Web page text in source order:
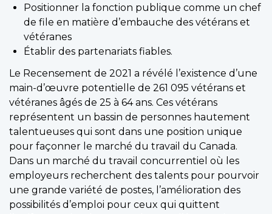
Positionner la fonction publique comme un chef
de file en matière d’embauche des vétérans et
vétéranes
Établir des partenariats fiables.
Le Recensement de 2021 a révélé l’existence d’une
main-d’œuvre potentielle de 261 095 vétérans et
vétéranes âgés de 25 à 64 ans. Ces vétérans
représentent un bassin de personnes hautement
talentueuses qui sont dans une position unique
pour façonner le marché du travail du Canada.
Dans un marché du travail concurrentiel où les
employeurs recherchent des talents pour pourvoir
une grande variété de postes, l’amélioration des
possibilités d’emploi pour ceux qui quittent